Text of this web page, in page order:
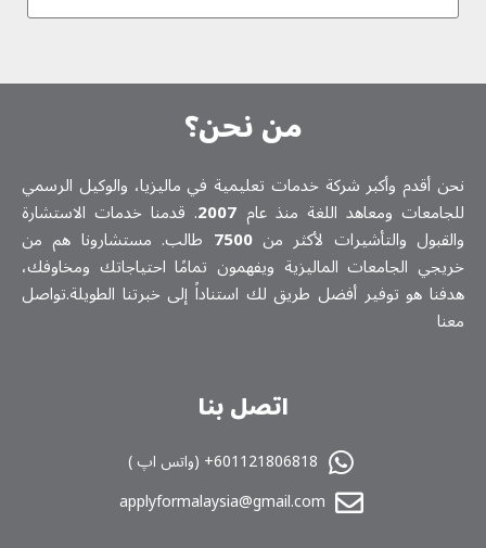
من نحن؟
نحن أقدم وأكبر شركة خدمات تعلیمیة في ماليزيا، والوكيل الرسمي
للجامعات ومعاهد اللغة منذ عام 2007. قدمنا خدمات الاستشارة
والقبول والتأشيرات لأكثر من7500 طالب. مستشارونا هم من
خريجي الجامعات الماليزية ويفهمون تمامًا احتياجاتك ومخاوفك،
هدفنا هو توفير أفضل طريق لك استناداً إلى خبرتنا الطويلة.تواصل
معنا
اتصل بنا
601121806818+ (واتس اپ )
applyformalaysia@gmail.com